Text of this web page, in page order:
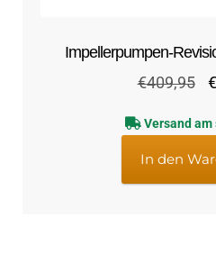
Impellerpumpen-
€409,95
Versand am
In den